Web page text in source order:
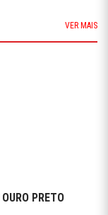
VER MAIS
PRETO